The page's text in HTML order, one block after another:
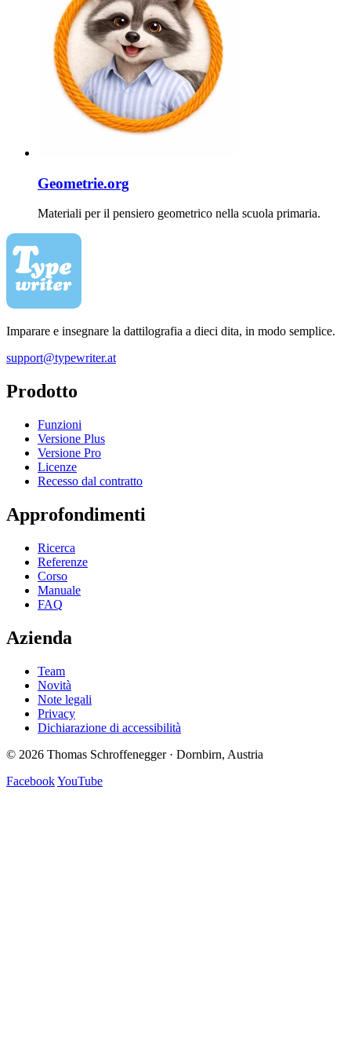
Geometrie.org
Materiali per il pensiero geometrico nella scuola primaria.
Imparare e insegnare la dattilografia a dieci dita, in modo semplice.
support@typewriter.at
Prodotto
Funzioni
Versione Plus
Versione Pro
Licenze
Recesso dal contratto
Approfondimenti
Ricerca
Referenze
Corso
Manuale
FAQ
Azienda
Team
Novità
Note legali
Privacy
Dichiarazione di accessibilità
© 2026 Thomas Schroffenegger · Dornbirn, Austria
FacebookYouTube